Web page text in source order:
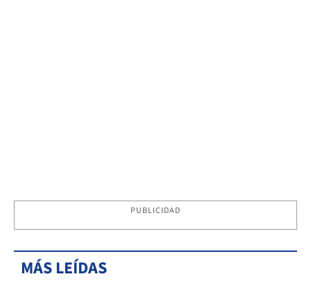
PUBLICIDAD
MÁS LEÍDAS